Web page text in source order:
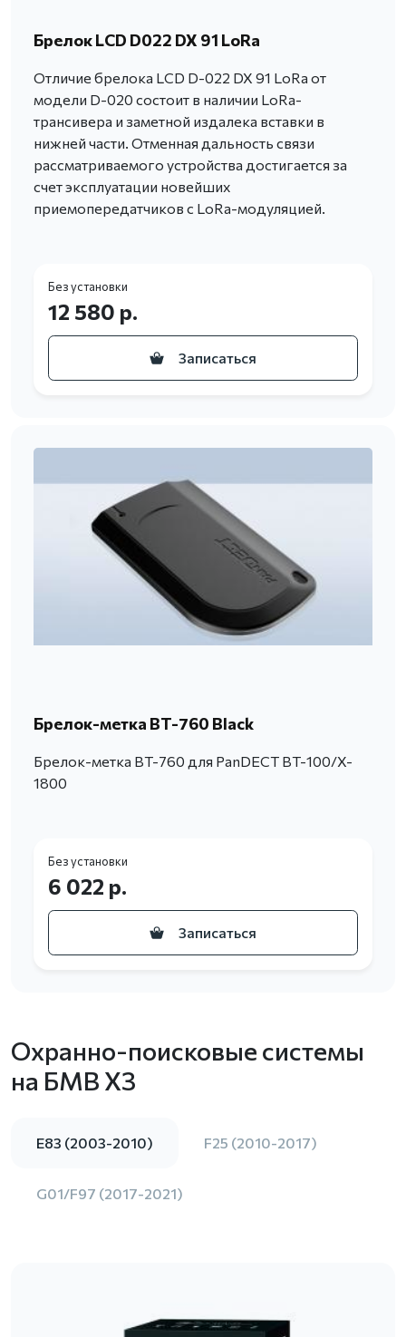
Брелок LCD D022 DX 91 LoRa
Отличие брелока LCD D-022 DX 91 LoRa от
модели D-020 состоит в наличии LoRa-
трансивера и заметной издалека вставки в
нижней части. Отменная дальность связи
рассматриваемого устройства достигается за
счет эксплуатации новейших
приемопередатчиков с LoRa-модуляцией.
Без установки
12 580 р.
Записаться
Брелок-метка BT-760 Black
Брелок-метка BT-760 для PanDECT BT-100/X-
1800
Без установки
6 022 р.
Записаться
Охранно-поисковые системы
на БМВ Х3
E83 (2003-2010) F25 (2010-2017)
G01/F97 (2017-2021)